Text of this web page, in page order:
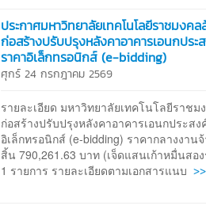
ประกาศมหาวิทยาลัยเทคโนโลยีราชมง
ก่อสร้างปรับปรุงหลังคาอาคารเอนกป
ราคาอิเล็กทรอนิกส์ (e-bidding)
ศุกร์ 24 กรกฎาคม 2569
รายละเอียด มหาวิทยาลัยเทคโนโลยีราช
ก่อสร้างปรับปรุงหลังคาอาคารเอนกประ
อิเล็กทรอนิกส์ (e-bidding) ราคากลางงาน
สิ้น 790,261.63 บาท (เจ็ดแสนเก้าหมื่นส
1 รายการ รายละเอียดตามเอกสารแนบ